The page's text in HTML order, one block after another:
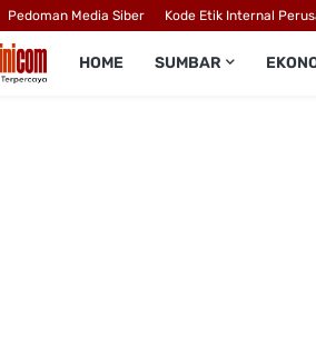
Pedoman Media Siber Kode Etik Internal
HOME SUMBAR